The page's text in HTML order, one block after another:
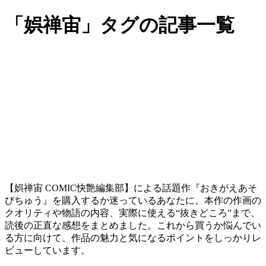
「娯禅宙」タグの記事一覧
【娯禅宙 COMIC快艶編集部】による話題作『おきがえあそ
びちゅう』を購入するか迷っているあなたに。本作の作画の
クオリティや物語の内容、実際に使える“抜きどころ”まで、
読後の正直な感想をまとめました。これから買うか悩んでい
る方に向けて、作品の魅力と気になるポイントをしっかりレ
ビューしています。